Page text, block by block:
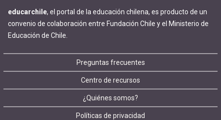
educarchile, el portal de la educación chilena, es producto de un
convenio de colaboración entre Fundación Chile y el Ministerio de
Educación de Chile.
Footer
menu
Preguntas frecuentes
Centro de recursos
¿Quiénes somos?
Políticas de privacidad